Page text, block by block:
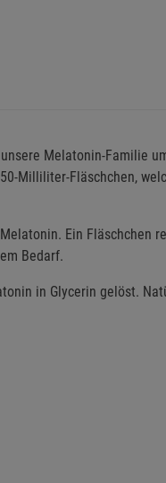
Melatonin-Familie
Milliliter-Fläschchen,
Ein Fläschchen
Bedarf.
in Glycerin gelöst.